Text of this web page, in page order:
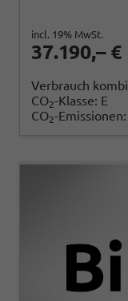
37.190,– €
incl. 19% MwSt.
Verbrauch
CO2-Klasse: E
CO2-Emissionen: